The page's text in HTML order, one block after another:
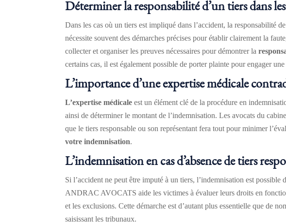
Déterminer la responsabilité d’un tiers dans
Dans les cas où un tiers est impliqué dans l’accident, la responsabilité
nécessite souvent des démarches précises pour établir clairement la
collecter et organiser les preuves nécessaires pour démontrer la
certains cas, il est également possible de porter plainte pour engager
L’importance d’une expertise médicale
L’expertise médicale est un élément clé de la procédure en
ainsi de déterminer le montant de l’indemnisation. Les avocats du
que le tiers responsable ou son représentant fera tout pour minimer
votre indemnisation.
L’indemnisation en cas d’absence de tiers
Si l’accident ne peut être imputé à un tiers, l’indemnisation est
ANDRAC AVOCATS aide les victimes à évaluer leurs droits en
et les exclusions. Cette démarche est d’autant plus essentielle que de
saisissant les tribunaux.